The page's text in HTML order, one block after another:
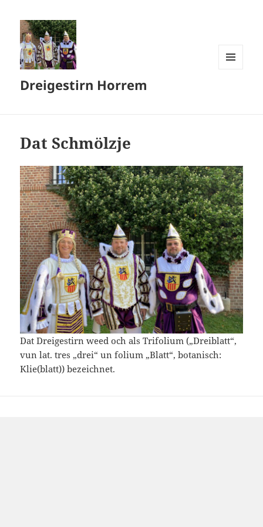
Dreigestirn Horrem
Dat Schmölzje
Dat Dreigestirn weed och als Trifolium („Dreiblatt“,
vun lat.tres „drei“un folium „Blatt“,botanisch:
Klie(blatt))bezeichnet.